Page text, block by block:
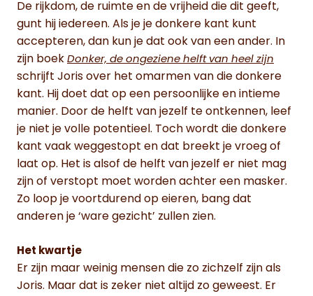
De rijkdom, de ruimte en de vrijheid die dit geeft,
gunt hij iedereen. Als je je donkere kant kunt
accepteren, dan kun je dat ook van een ander. In
zijn boek Donker, de ongeziene helft van heel zijn
schrijft Joris over het omarmen van die donkere
kant. Hij doet dat op een persoonlijke en intieme
manier. Door de helft van jezelf te ontkennen, leef
je niet je volle potentieel. Toch wordt die donkere
kant vaak weggestopt en dat breekt je vroeg of
laat op. Het is alsof de helft van jezelf er niet mag
zijn of verstopt moet worden achter een masker.
Zo loop je voortdurend op eieren, bang dat
anderen je ‘ware gezicht’ zullen zien.
Het kwartje
Er zijn maar weinig mensen die zo zichzelf zijn als
Joris. Maar dat is zeker niet altijd zo geweest. Er